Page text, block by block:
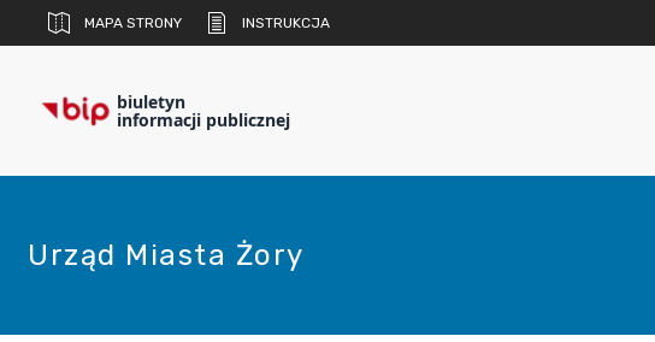
MAPA STRONY INSTRUKCJA
biuletyn
informacji publicznej
Urząd Miasta Żory